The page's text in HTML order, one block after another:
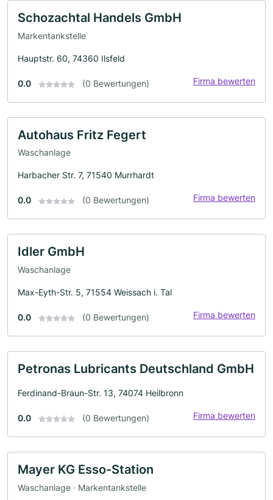
Schozachtal Handels GmbH
Markentankstelle
Hauptstr. 60, 74360 Ilsfeld
0.0 (0 Bewertungen) Firma bewerten
Autohaus Fritz Fegert
Waschanlage
Harbacher Str. 7, 71540 Murrhardt
0.0 (0 Bewertungen) Firma bewerten
Idler GmbH
Waschanlage
Max-Eyth-Str. 5, 71554 Weissach i. Tal
0.0 (0 Bewertungen) Firma bewerten
Petronas Lubricants Deutschland GmbH
Ferdinand-Braun-Str. 13, 74074 Heilbronn
0.0 (0 Bewertungen) Firma bewerten
Mayer KG Esso-Station
Waschanlage · Markentankstelle